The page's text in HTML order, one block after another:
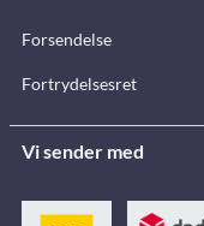
Forsendelse
Fortrydelsesret
Vi sender med